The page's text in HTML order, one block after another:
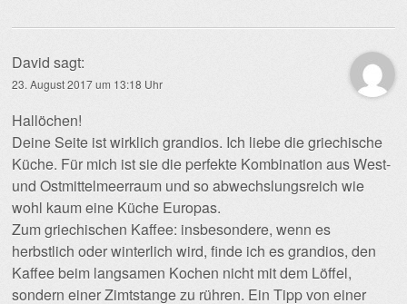
David sagt:
23. August 2017 um 13:18 Uhr
Hallöchen!
Deine Seite ist wirklich grandios. Ich liebe die griechische
Küche. Für mich ist sie die perfekte Kombination aus West-
und Ostmittelmeerraum und so abwechslungsreich wie
wohl kaum eine Küche Europas.
Zum griechischen Kaffee: insbesondere, wenn es
herbstlich oder winterlich wird, finde ich es grandios, den
Kaffee beim langsamen Kochen nicht mit dem Löffel,
sondern einer Zimtstange zu rühren. Ein Tipp von einer